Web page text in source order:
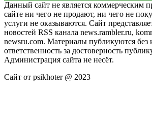
Данный сайт не является коммерческим
сайте ни чего не продают, ни чего не
услуги не оказываются. Сайт
новостей RSS канала news.rambler.ru,
newsru.com. Материалы публикуются без
ответственность за достоверность
Администрация сайта не несёт.
Сайт от psikhoter @ 2023